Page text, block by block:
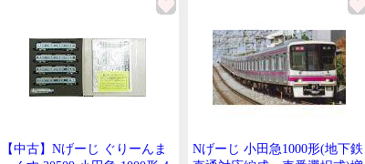
【中古】Nげーじ ぐりーんま
Nげーじ 小田急1000形(地下鉄